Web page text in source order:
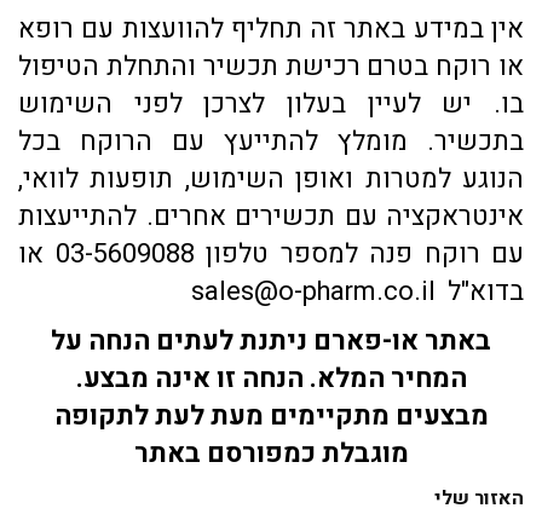
אין במידע באתר זה תחליף להוועצות עם רופא
או רוקח בטרם רכישת תכשיר והתחלת הטיפול
בו. יש לעיין בעלון לצרכן לפני השימוש
בתכשיר. מומלץ להתייעץ עם הרוקח בכל
הנוגע למטרות ואופן השימוש, תופעות לוואי,
אינטראקציה עם תכשירים אחרים. להתייעצות
עם רוקח פנה למספר טלפון 03-5609088 או
בדוא"ל sales@o-pharm.co.il
באתר או-פארם ניתנת לעתים הנחה על
המחיר המלא. הנחה זו אינה מבצע.
מבצעים מתקיימים מעת לעת לתקופה
מוגבלת כמפורסם באתר
האזור שלי